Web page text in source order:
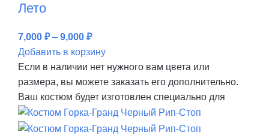
Лето
7,000 ₽– 9,000 ₽
Добавить в корзину
Если в наличии нет нужного вам цвета или
размера, вы можете заказать его дополнительно.
Ваш костюм будет изготовлен специально для